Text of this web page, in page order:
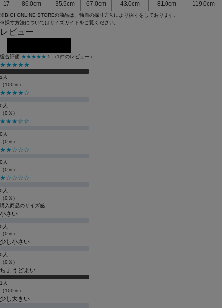
17 86.0cm 35.5cm 67.0cm 43.0cm 81.0cm 119.0cm
※BIGI ONLINE STOREの商品は、独自の採寸方法により採寸をしております。
※採寸方法についてはサイズガイドをご覧ください。
レビュー
総合評価 ★★★★★ 5 （1件のレビュー）
★★★★★
1人
（100％）
★★★★☆
0人
（0％）
★★★☆☆
0人
（0％）
★★☆☆☆
0人
（0％）
★☆☆☆☆
0人
（0％）
購入商品のサイズ感
小さい
0人
（0％）
少し小さい
0人
（0％）
ちょうどよい
1人
（100％）
少し大きい